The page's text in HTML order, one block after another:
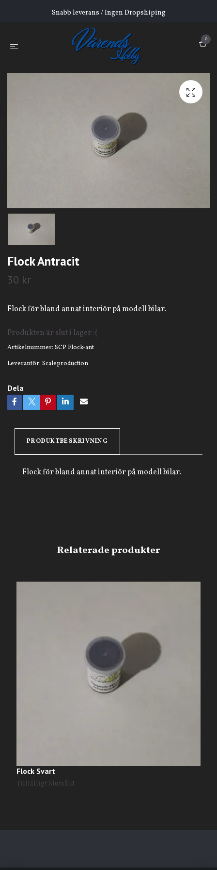
Snabb leverans / Ingen Dropshiping
0
Flock Antracit
30 kr
Flock för bland annat interiör på modell bilar.
Produkten är slut i lager :(
Artikelnummer: SCP Flock-ant
Leverantör: Scaleproduction
Dela
PRODUKTBESKRIVNING
Flock för bland annat interiör på modell bilar.
Flock Svart
Tillfälligt Slutsåld